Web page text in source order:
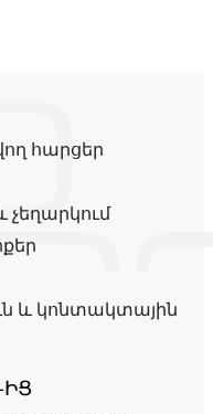
հարցեր
և կոնտակտային
ԻՑ